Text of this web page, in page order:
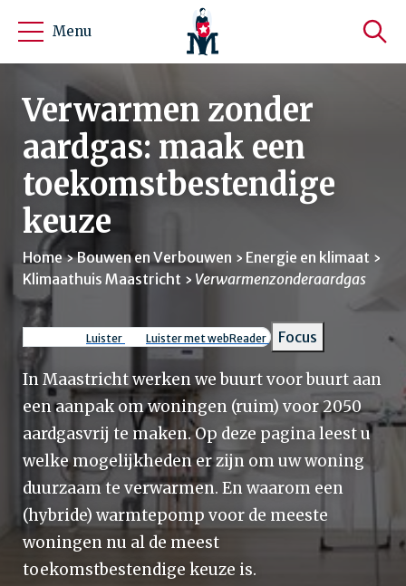
Menu
Verwarmen zonder
aardgas: maak een
toekomstbestendige
keuze
Kruimelpad
Home Bouwen en Verbouwen
Energie en klimaat
Klimaathuis Maastricht
Verwarmenzonderaardgas
Luister Luister met webReader Focus
In Maastricht werken we buurt voor buurt aan
een aanpak om woningen (ruim) voor 2050
aardgasvrij te maken. Op deze pagina leest u
welke mogelijkheden er zijn om uw woning
duurzaam te verwarmen. En waarom een
(hybride) warmtepomp voor de meeste
woningen nu al de meest
toekomstbestendige keuze is.